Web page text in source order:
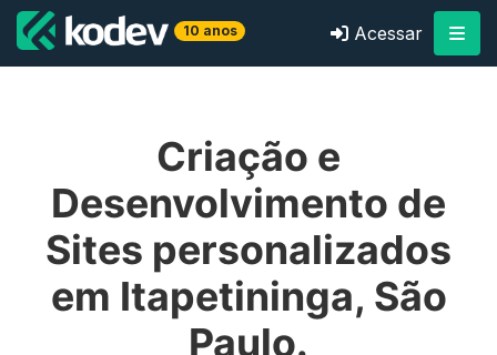
10 anos Acessar
Criação e
Desenvolvimento de
Sites personalizados
em Itapetininga, São
Paulo.